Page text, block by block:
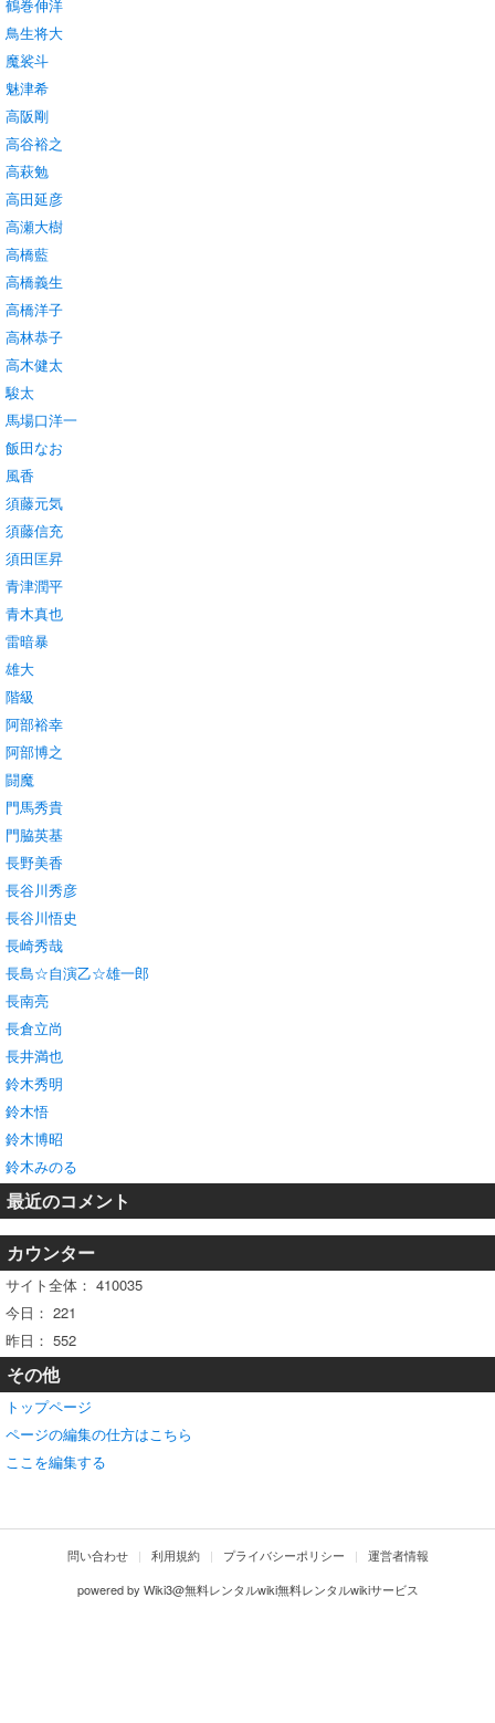
鶴巻伸洋
鳥生将大
魔裟斗
魅津希
高阪剛
高谷裕之
高萩勉
高田延彦
高瀬大樹
高橋藍
高橋義生
高橋洋子
高林恭子
高木健太
駿太
馬場口洋一
飯田なお
風香
須藤元気
須藤信充
須田匡昇
青津潤平
青木真也
雷暗暴
雄大
階級
阿部裕幸
阿部博之
闘魔
門馬秀貴
門脇英基
長野美香
長谷川秀彦
長谷川悟史
長崎秀哉
長島☆自演乙☆雄一郎
長南亮
長倉立尚
長井満也
鈴木秀明
鈴木悟
鈴木博昭
鈴木みのる
最近のコメント
カウンター
サイト全体： 410035
今日： 221
昨日： 552
その他
トップページ
ページの編集の仕方はこちら
ここを編集する
問い合わせ 利用規約 プライバシーポリシー
運営者情報
powered by Wiki3@無料レンタルwiki無料レンタルwikiサービス